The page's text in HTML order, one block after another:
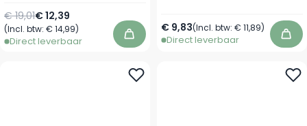
Speciale prijs
€ 12,39
Normale prijs
€ 19,01
(Incl. btw: € 14,99)
Direct leverbaar In winkelwagen
Vanaf
€ 9,83(Incl. btw: € 11,89)
Direct leverbaar In